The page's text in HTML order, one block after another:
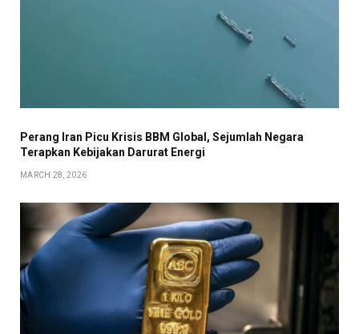
Perang Iran Picu Krisis BBM Global, Sejumlah Negara
Terapkan Kebijakan Darurat Energi
MARCH 28, 2026